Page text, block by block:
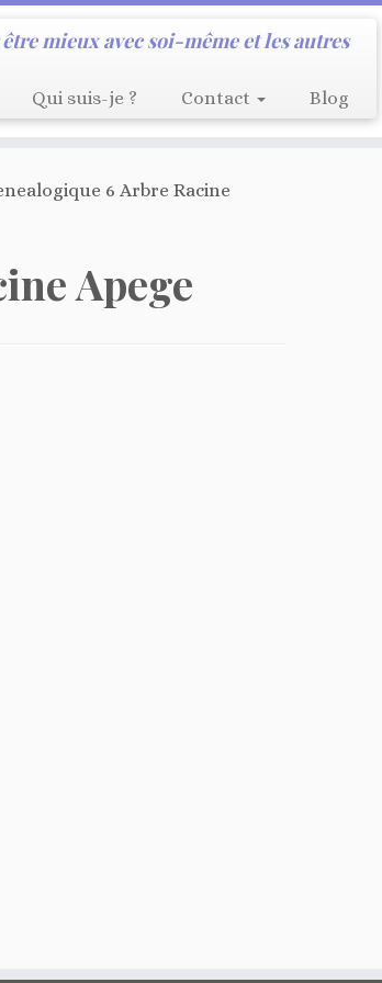
mieux avec soi-même et les autres
Qui suis-je ? Contact Blog
6 Arbre Racine
Apege